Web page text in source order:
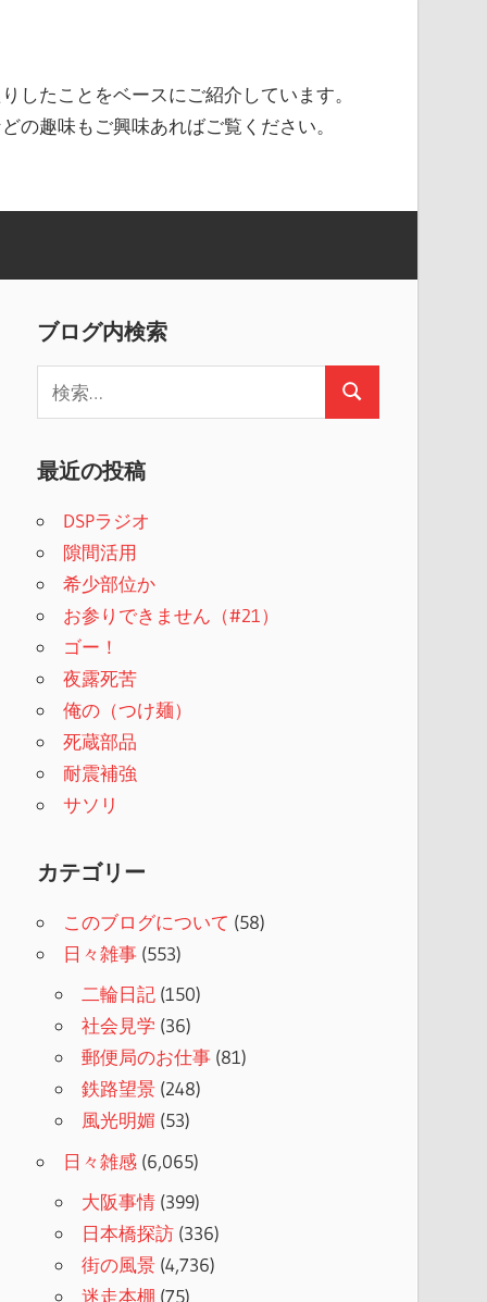
したことをベースにご紹介しています。
の趣味もご興味あればご覧ください。
ブログ内検索
索
検
最近の投稿
DSPラジオ
隙間活用
希少部位か
お参りできません（#21）
ゴー！
夜露死苦
俺の（つけ麺）
死蔵部品
耐震補強
サソリ
カテゴリー
このブログについて (58)
日々雑事 (553)
二輪日記 (150)
社会見学 (36)
郵便局のお仕事 (81)
鉄路望景 (248)
風光明媚 (53)
日々雑感 (6,065)
大阪事情 (399)
日本橋探訪 (336)
街の風景 (4,736)
迷走本棚 (75)